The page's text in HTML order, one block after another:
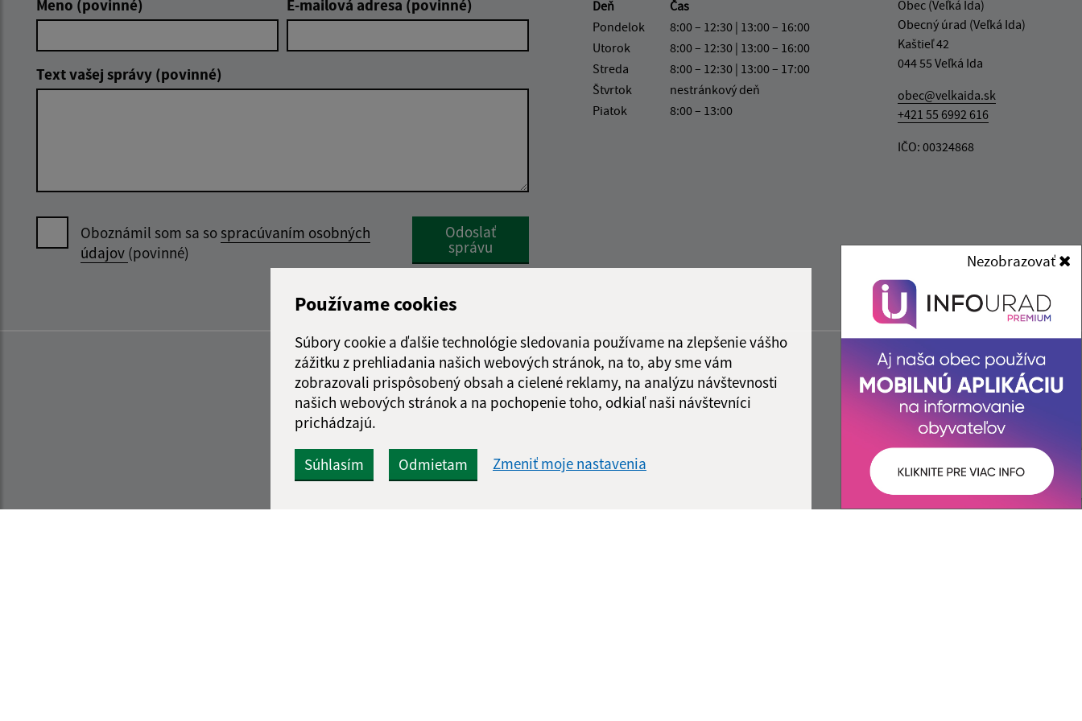
Používame cookies
Súbory cookie a ďalšie technológie sledovania používame na zlepšenie vášho
zážitku z prehliadania našich webových stránok, na to, aby sme vám
zobrazovali prispôsobený obsah a cielené reklamy, na analýzu návštevnosti
našich webových stránok a na pochopenie toho, odkiaľ naši návštevníci
prichádzajú.
Súhlasím Odmietam Zmeniť moje nastavenia
Nezobrazovať
Meno (povinné)
E-mailová adresa (povinné)
Text vašej správy (povinné)
Oboznámil som sa sospracúvaním osobných
údajov (povinné)
Google reCaptcha Response
Odoslať
správu
Deň
Čas
Pondelok
8:00 – 12:30 | 13:00 – 16:00
Utorok
8:00 – 12:30 | 13:00 – 16:00
Streda
8:00 – 12:30 | 13:00 – 17:00
Štvrtok
nestránkový deň
Piatok
8:00 – 13:00
Obec (Veľká Ida)
Obecný úrad (Veľká Ida)
Kaštieľ 42
044 55 Veľká Ida
obec@velkaida.sk
+421 55 6992 616
IČO: 00324868